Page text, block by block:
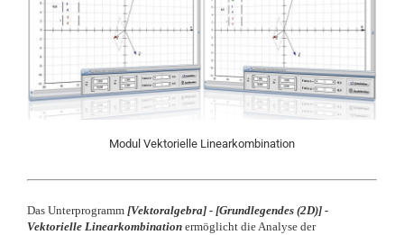
Modul Vektorielle Linearkombination
Das Unterprogramm [Vektoralgebra] - [Grundlegendes (2D)] -
Vektorielle Linearkombination ermöglicht die Analyse der